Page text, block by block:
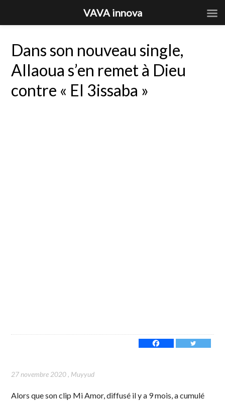
Dans son nouveau single,
Allaoua s’en remet à Dieu
contre « El 3issaba »
27 novembre 2020, Muyyud
Alors que son clip Mi Amor, diffusé il y a 9 mois, a cumulé
VAVA innova